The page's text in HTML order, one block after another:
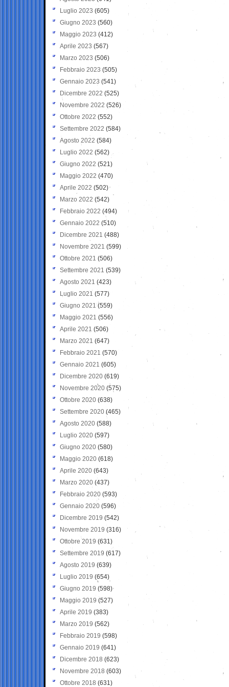
Luglio 2023 (605)
Giugno 2023 (560)
Maggio 2023 (412)
Aprile 2023 (567)
Marzo 2023 (506)
Febbraio 2023 (505)
Gennaio 2023 (541)
Dicembre 2022 (525)
Novembre 2022 (526)
Ottobre 2022 (552)
Settembre 2022 (584)
Agosto 2022 (584)
Luglio 2022 (562)
Giugno 2022 (521)
Maggio 2022 (470)
Aprile 2022 (502)
Marzo 2022 (542)
Febbraio 2022 (494)
Gennaio 2022 (510)
Dicembre 2021 (488)
Novembre 2021 (599)
Ottobre 2021 (506)
Settembre 2021 (539)
Agosto 2021 (423)
Luglio 2021 (577)
Giugno 2021(559)
Maggio 2021 (556)
Aprile 2021 (506)
Marzo 2021 (647)
Febbraio 2021 (570)
Gennaio 2021 (605)
Dicembre 2020 (619)
Novembre 2020 (575)
Ottobre 2020 (638)
Settembre 2020(465)
Agosto 2020 (588)
Luglio 2020 (597)
Giugno 2020 (580)
Maggio 2020 (618)
Aprile 2020 (643)
Marzo 2020 (437)
Febbraio 2020 (593)
Gennaio 2020 (596)
Dicembre 2019 (542)
Novembre 2019 (316)
Ottobre 2019 (631)
Settembre 2019 (617)
Agosto 2019 (639)
Luglio 2019 (654)
Giugno 2019 (598)
Maggio 2019 (527)
Aprile 2019 (383)
Marzo 2019 (562)
Febbraio 2019 (598)
Gennaio 2019 (641)
Dicembre 2018 (623)
Novembre 2018 (603)
Ottobre 2018 (631)